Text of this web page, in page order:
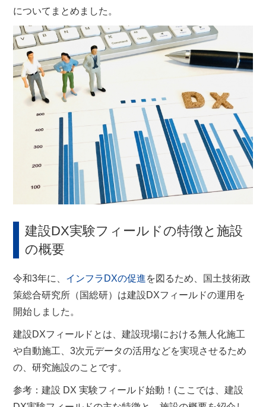
についてまとめました。
建設DX実験フィールドの特徴と施設
の概要
令和3年に、 インフラDXの促進を図るため、国土技術政
策総合研究所（国総研）は建設DXフィールドの運用を
開始しました。
建設DXフィールドとは、建設現場における無人化施工
や自動施工、3次元データの活用などを実現させるため
の、研究施設のことです。
参考：建設 DX 実験フィールド始動！(ここでは、建設